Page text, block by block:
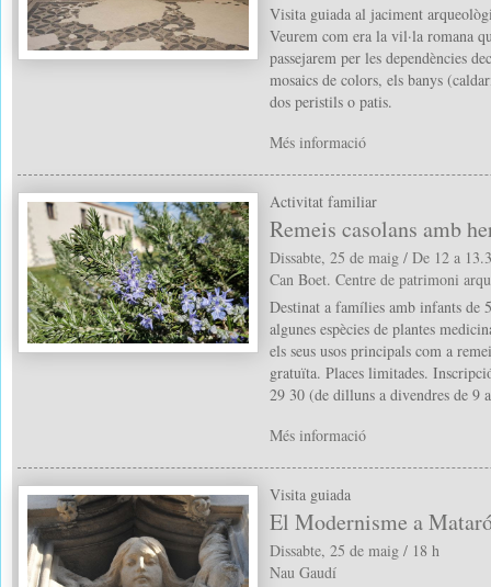
Visita guiada al jaciment
Veurem com era la vil·la romana
passejarem per les dependències
mosaics de colors, els banys
dos peristils o patis.
Més informació
Activitat familiar
Remeis casolans amb
Dissabte, 25 de maig / De 12 a
Can Boet. Centre de patrimoni
Destinat a famílies amb infants de
algunes espècies de plantes
els seus usos principals com a
gratuïta. Places limitades.
29 30 (de dilluns a divendres de 9
Més informació
Visita guiada
El Modernisme a
Dissabte, 25 de maig / 18 h
Nau Gaudí